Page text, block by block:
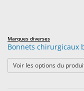
Marques diverses
Bonnets chirurgicaux
Voir les options du